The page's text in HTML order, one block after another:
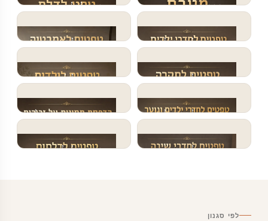
מטבח טפט לדלת
טפטים לחדרי ילדים טפטים לאמבטיה
טפטים לתקרה טפטים לילדים
טפטים לחדרי ילדים
12 עיצובים
הדפסת תמונות על
טפטים לחדרי שינה טפטים לדלתות
לפי סגנון